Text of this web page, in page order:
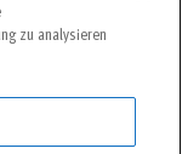
zu analysieren